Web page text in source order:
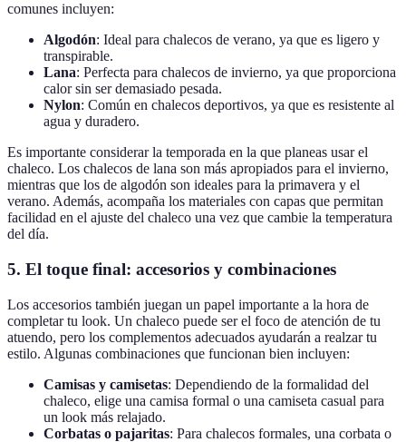
comunes incluyen:
Algodón: Ideal para chalecos de verano, ya que es ligero y
transpirable.
Lana: Perfecta para chalecos de invierno, ya que proporciona
calor sin ser demasiado pesada.
Nylon: Común en chalecos deportivos, ya que es resistente al
agua y duradero.
Es importante considerar la temporada en la que planeas usar el
chaleco. Los chalecos de lana son más apropiados para el invierno,
mientras que los de algodón son ideales para la primavera y el
verano. Además, acompaña los materiales con capas que permitan
facilidad en el ajuste del chaleco una vez que cambie la temperatura
del día.
5. El toque final: accesorios y combinaciones
Los accesorios también juegan un papel importante a la hora de
completar tu look. Un chaleco puede ser el foco de atención de tu
atuendo, pero los complementos adecuados ayudarán a realzar tu
estilo. Algunas combinaciones que funcionan bien incluyen:
Camisas y camisetas: Dependiendo de la formalidad del
chaleco, elige una camisa formal o una camiseta casual para
un look más relajado.
Corbatas o pajaritas: Para chalecos formales, una corbata o